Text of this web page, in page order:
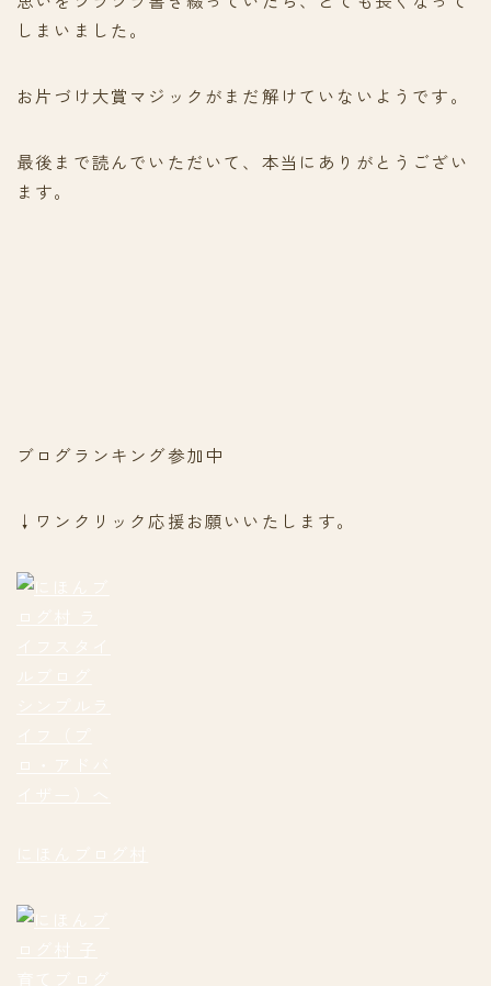
しまいました。
お片づけ大賞マジックがまだ解けていないようです。
最後まで読んでいただいて、本当にありがとうござい
ます。
ブログランキング参加中
↓ワンクリック応援お願いいたします。